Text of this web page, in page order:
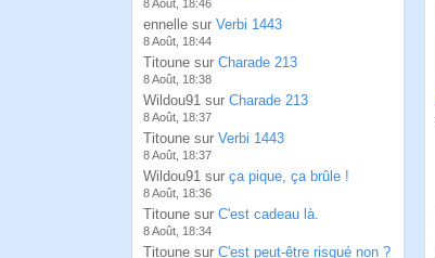
8 Août, 18:46
ennelle sur Verbi 1443
8 Août, 18:44
Titoune sur Charade 213
8 Août, 18:38
Wildou91 sur Charade 213
8 Août, 18:37
Titoune sur Verbi 1443
8 Août, 18:37
Wildou91 sur ça pique, ça brûle !
8 Août, 18:36
Titoune sur C'est cadeau là.
8 Août, 18:34
Titoune sur C'est peut-être risqué non ?